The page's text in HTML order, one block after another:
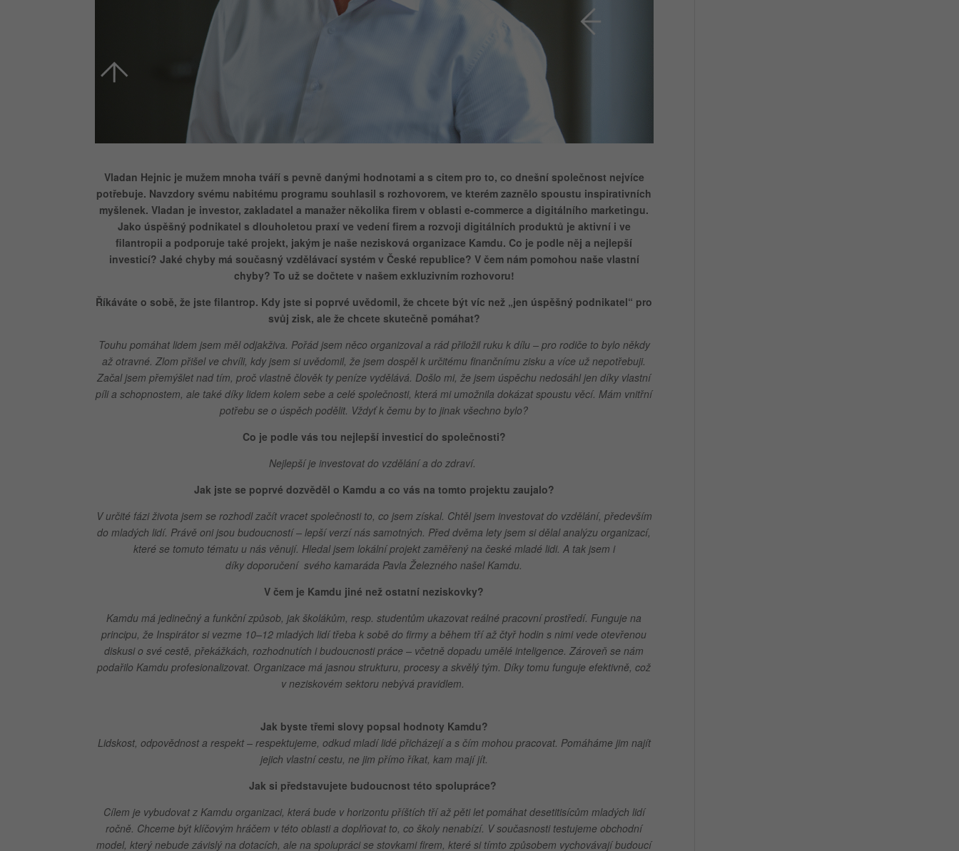
Vladan Hejnic je mužem mnoha tváří s pevně danými hodnotami a s citem pro to, co dnešní společnost nejvíce
potřebuje. Navzdory svému nabitému programu souhlasil s rozhovorem, ve kterém zaznělo spoustu inspirativních
myšlenek. Vladan je investor, zakladatel a manažer několika firem v oblasti e-commerce a digitálního marketingu.
Jako úspěšný podnikatel s dlouholetou praxí ve vedení firem a rozvoji digitálních produktů je aktivní i ve
filantropii a podporuje také projekt, jakým je naše nezisková organizace Kamdu. Co je podle něj a nejlepší
investicí? Jaké chyby má současný vzdělávací systém v České republice? V čem nám pomohou naše vlastní
chyby? To už se dočtete v našem exkluzivním rozhovoru!
Říkáváte o sobě, že jste filantrop. Kdy jste si poprvé uvědomil, že chcete být víc než „jen úspěšný podnikatel“ pro
svůj zisk, ale že chcete skutečně pomáhat?
Touhu pomáhat lidem jsem měl odjakživa. Pořád jsem něco organizoval a rád přiložil ruku k dílu – pro rodiče to bylo někdy
až otravné. Zlom přišel ve chvíli, kdy jsem si uvědomil, že jsem dospěl k určitému finančnímu zisku a více už nepotřebuji.
Začal jsem přemýšlet nad tím, proč vlastně člověk ty peníze vydělává. Došlo mi, že jsem úspěchu nedosáhl jen díky vlastní
píli a schopnostem, ale také díky lidem kolem sebe a celé společnosti, která mi umožnila dokázat spoustu věcí. Mám vnitřní
potřebu se o úspěch podělit. Vždyť k čemu by to jinak všechno bylo?
Co je podle vás tou nejlepší investicí do společnosti?
Nejlepší je investovat do vzdělání a do zdraví.
Jak jste se poprvé dozvěděl o Kamdu a co vás na tomto projektu zaujalo?
V určité fázi života jsem se rozhodl začít vracet společnosti to, co jsem získal. Chtěl jsem investovat do vzdělání, především
do mladých lidí. Právě oni jsou budoucností – lepší verzí nás samotných. Před dvěma lety jsem si dělal analýzu organizací,
které se tomuto tématu u nás věnují. Hledal jsem lokální projekt zaměřený na české mladé lidi. A tak jsem i
díky doporučení svého kamaráda Pavla Železného našel Kamdu.
V čem je Kamdu jiné než ostatní neziskovky?
Kamdu má jedinečný a funkční způsob, jak školákům, resp. studentům ukazovat reálné pracovní prostředí. Funguje na
principu, že Inspirátor si vezme 10–12 mladých lidí třeba k sobě do firmy a během tří až čtyř hodin s nimi vede otevřenou
diskusi o své cestě, překážkách, rozhodnutích i budoucnosti práce – včetně dopadu umělé inteligence. Zároveň se nám
podařilo Kamdu profesionalizovat. Organizace má jasnou strukturu, procesy a skvělý tým. Díky tomu funguje efektivně, což
v neziskovém sektoru nebývá pravidlem.
Jak byste třemi slovy popsal hodnoty Kamdu?
Lidskost, odpovědnost a respekt – respektujeme, odkud mladí lidé přicházejí a s čím mohou pracovat. Pomáháme jim najít
jejich vlastní cestu, ne jim přímo říkat, kam mají jít.
Jak si představujete budoucnost této spolupráce?
Cílem je vybudovat z Kamdu organizaci, která bude v horizontu příštích tří až pěti let pomáhat desetitisícům mladých lidí
ročně. Chceme být klíčovým hráčem v této oblasti a doplňovat to, co školy nenabízí. V současnosti testujeme obchodní
model, který nebude závislý na dotacích, ale na spolupráci se stovkami firem, které si tímto způsobem vychovávají budoucí